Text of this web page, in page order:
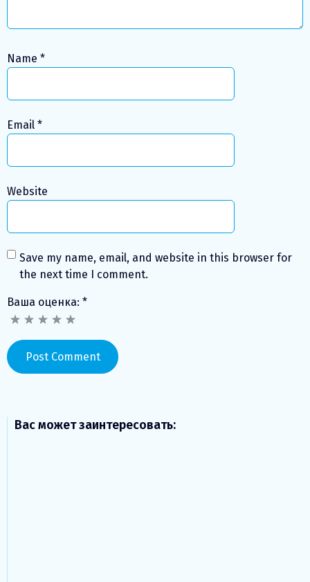
Name *
Email *
Website
Save my name, email, and website in this browser for
the next time I comment.
Ваша оценка: *
Вас может заинтересовать: